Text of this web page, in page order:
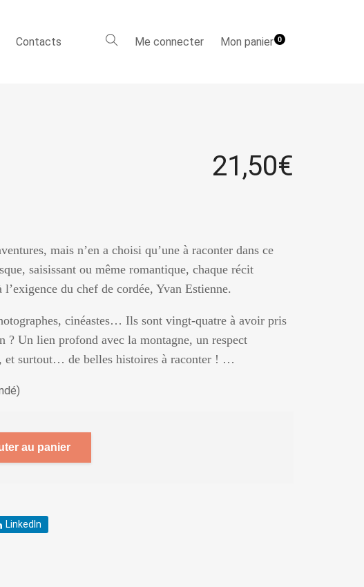
Contacts Me connecter Mon panier0
21,50€
mais n’en a choisi qu’une à raconter dans ce
saisissant ou même romantique, chaque récit
l’exigence du chef de cordée, Yvan Estienne.
cinéastes… Ils sont vingt-quatre à avoir pris
? Un lien profond avec la montagne, un respect
et surtout… de belles histoires à raconter ! …
au panier
LinkedIn